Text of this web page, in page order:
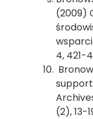
(2009)
4, 421-
(2), 13-